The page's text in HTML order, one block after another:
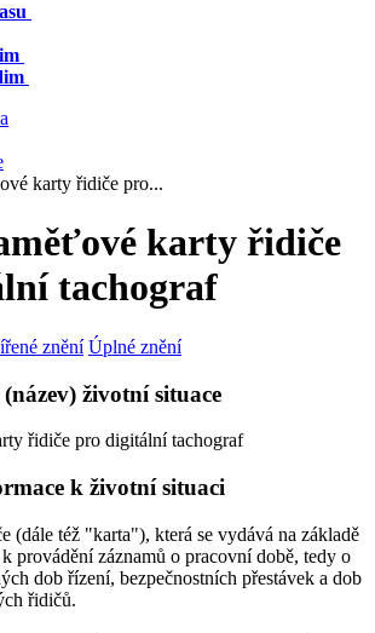
karty řidiče pro...
karty řidiče
tachograf
znění Úplné znění
životní situace
řidiče pro digitální tachograf
k životní situaci
(dále též "karta"), která se vydává na základě
provádění záznamů o pracovní době, tedy o
dob řízení, bezpečnostních přestávek a dob
řidičů.